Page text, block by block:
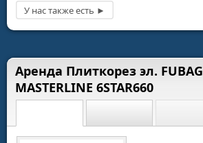
Аренда Плиткорез эл. FUBAG
MASTERLINE 6STAR660